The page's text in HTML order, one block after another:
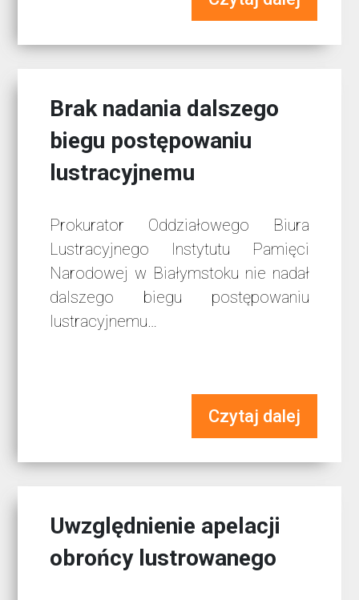
Brak nadania dalszego
biegu postępowaniu
lustracyjnemu
Prokurator Oddziałowego Biura
Lustracyjnego Instytutu Pamięci
Narodowej w Białymstoku nie nadał
dalszego biegu postępowaniu
lustracyjnemu…
Czytaj dalej
Uwzględnienie apelacji
obrońcy lustrowanego